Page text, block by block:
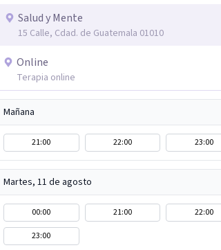
Salud y Mente
15 Calle, Cdad. de Guatemala 01010
Online
Terapia online
Mañana
21:00 22:00 23:00
Martes, 11 de agosto
00:00 21:00
22:00
23:00